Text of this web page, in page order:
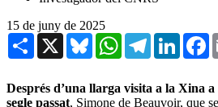
15 de juny de 2025
Share X BlueskyWhatsAppTelegram
Després d’una llarga visita a la Xina a
segle passat, Simone de Beauvoir, que